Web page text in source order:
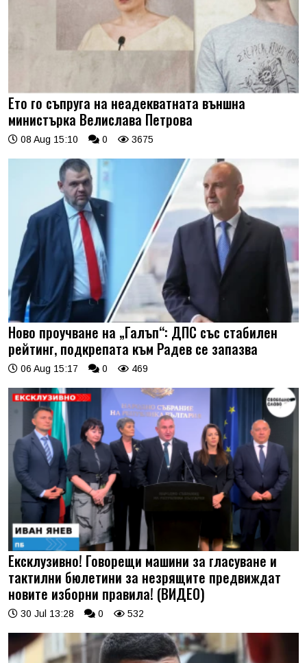
Ето го съпруга на неадекватната външна
министърка Велислава Петрова
08 Aug 15:10 0 3675
Ново проучване на „Галъп“: ДПС със стабилен
рейтинг, подкрепата към Радев се запазва
06 Aug 15:17 0 469
Ексклузивно! Говорещи машини за гласуване и
тактилни бюлетини за незрящите предвиждат
новите изборни правила! (ВИДЕО)
30 Jul 13:28 0 532